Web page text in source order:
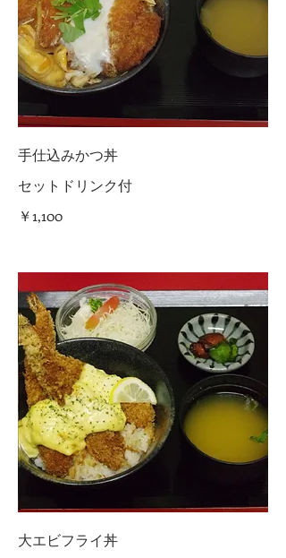
手仕込みかつ丼
セットドリンク付
￥1,100
大エビフライ丼